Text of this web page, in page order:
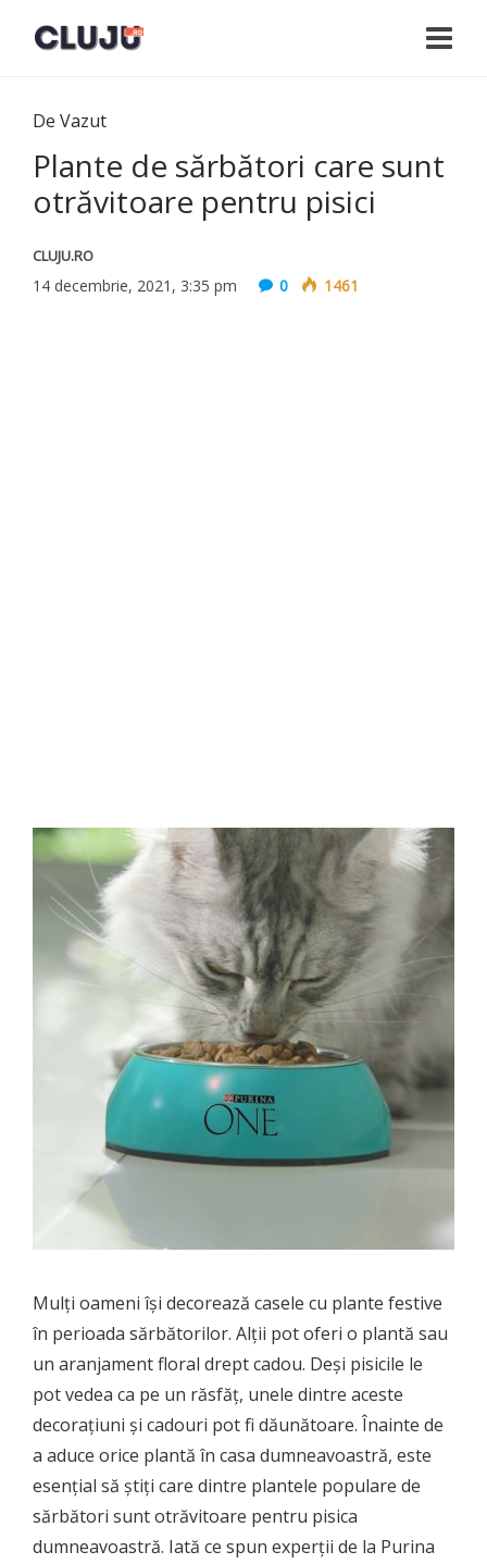
De Vazut
Plante de sărbători care sunt
otrăvitoare pentru pisici
CLUJU.RO
14 decembrie, 2021, 3:35 pm 0 1461
Mulți oameni își decorează casele cu plante festive
în perioada sărbătorilor. Alții pot oferi o plantă sau
un aranjament floral drept cadou. Deși pisicile le
pot vedea ca pe un răsfăț, unele dintre aceste
decorațiuni și cadouri pot fi dăunătoare. Înainte de
a aduce orice plantă în casa dumneavoastră, este
esențial să știți care dintre plantele populare de
sărbători sunt otrăvitoare pentru pisica
dumneavoastră. Iată ce spun experții de la Purina